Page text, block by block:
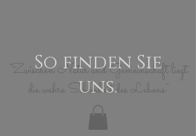
"Zwischen Natur und Gemeinschaft liegt
die wahre Schönheit des Lebens"
So finden Sie
uns.